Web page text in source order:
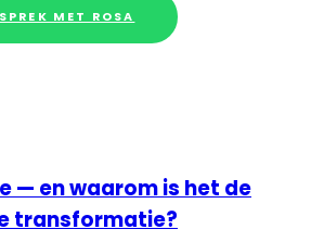
MET ROSA
— en waarom is het de
transformatie?